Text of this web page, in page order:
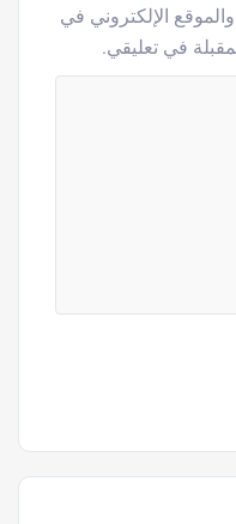
الإلكتروني في
في تعليقي.